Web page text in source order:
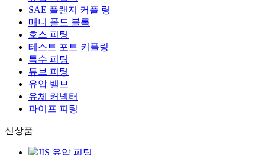
SAE 플랜지 커플 링
매니 폴드 블록
호스 피팅
테스트 포트 커플링
특수 피팅
튜브 피팅
유압 밸브
유체 커넥터
파이프 피팅
신상품